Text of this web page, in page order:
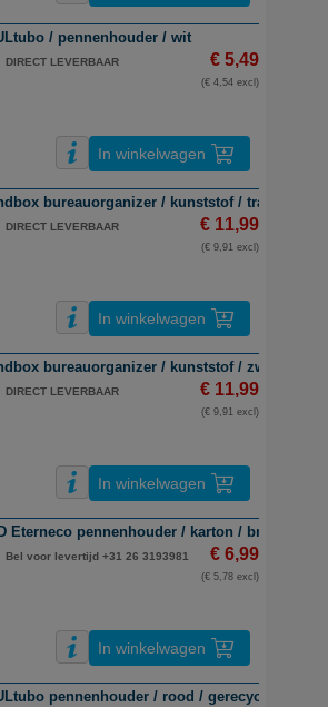
/ pennenhouder / wit
DIRECT LEVERBAAR € 5,49
(€ 4,54 excl)
In winkelwagen
bureauorganizer / kunststof / transparant
DIRECT LEVERBAAR € 11,99
(€ 9,91 excl)
In winkelwagen
bureauorganizer / kunststof / zwart
DIRECT LEVERBAAR € 11,99
(€ 9,91 excl)
In winkelwagen
Eterneco pennenhouder / karton / bruin
Bel voor levertijd +31 26 3193981 € 6,99
(€ 5,78 excl)
In winkelwagen
pennenhouder / rood / gerecycled